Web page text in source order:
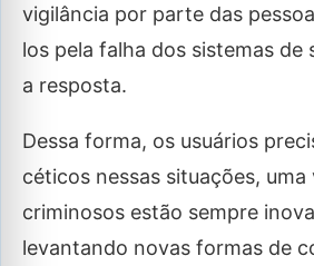
vigilância por parte das
los pela falha dos sistemas de
a resposta.
Dessa forma, os usuários
céticos nessas situações, uma
criminosos estão sempre
levantando novas formas de